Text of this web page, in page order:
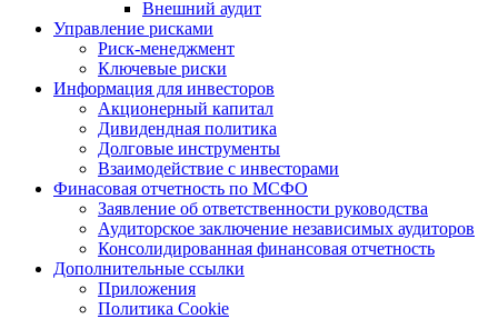
Внешний аудит
Управление рисками
Риск-менеджмент
Ключевые риски
Информация для инвесторов
Акционерный капитал
Дивидендная политика
Долговые инструменты
Взаимодействие с инвеcторами
Финасовая отчетность по МСФО
Заявление об ответственности руководства
Аудиторское заключение независимых аудиторов
Консолидированная финансовая отчетность
Дополнительные ссылки
Приложения
Политика Cookie